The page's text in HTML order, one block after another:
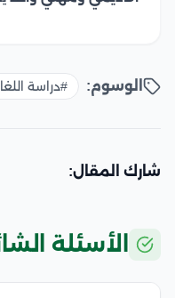
الوسوم: #دراسة
شارك المقال:
الأسئلة